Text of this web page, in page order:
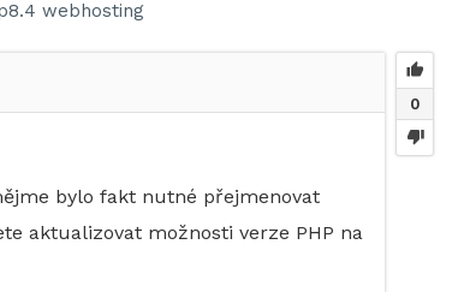
webhosting
0
bylo fakt nutné přejmenovat
aktualizovat možnosti verze PHP na